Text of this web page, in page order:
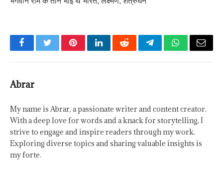
FacebookTwitterPinterestLinkedInRedditTelegramWhatsApp
Email
Abrar
My name is Abrar, a passionate writer and content creator.
With a deep love for words and a knack for storytelling, I
strive to engage and inspire readers through my work.
Exploring diverse topics and sharing valuable insights is
my forte.